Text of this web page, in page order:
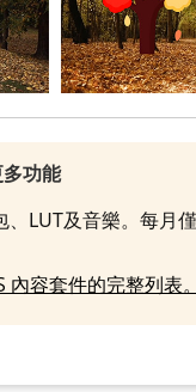
功能
LUT及音樂。每月
容套件的完整列表。